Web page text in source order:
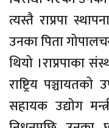
त्यस्तै राप्रपा
उनका पिता
थियो ।राप्रपाका
राष्ट्रिय
सहायक उद्योग